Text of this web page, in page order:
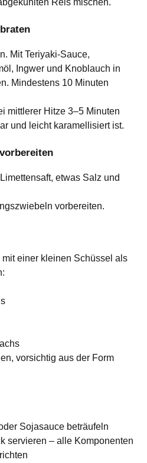
Mit Teriyaki-Sauce,
Ingwer und Knoblauch in
Mindestens 10 Minuten
mittlerer Hitze 3–5 Minuten
und leicht karamellisiert ist.
etwas Salz und
vorbereiten.
mit einer kleinen Schüssel als
vorsichtig aus der Form
Sojasauce beträufeln
servieren – alle Komponenten